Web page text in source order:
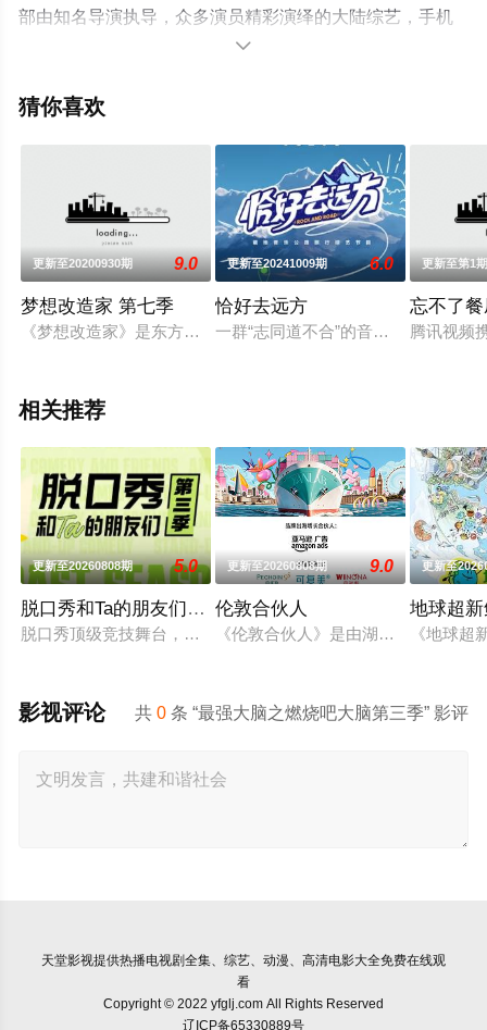
部由知名导演执导，众多演员精彩演绎的大陆综艺，手机
免费观看高清未删减完整版综艺节目就上天堂电影网，更
解。

猜你喜欢
更新至20200930期 9.0
梦想改造家 第七季
《梦想改造家》是东方卫视打造的一档大型装修真人秀节目。
更新至20241009期 6.0
恰好去远方
一群“志同道不合”的音乐人来到西藏
更新至第1
忘不了
腾讯视频
相关推荐
更新至20260808期 5.0
脱口秀和Ta的朋友们第三季
脱口秀顶级竞技舞台，年度热梗发源地，2026夏天准时快乐
更新至20260808期 9.0
伦敦合伙人
《伦敦合伙人》是由湖南卫视、芒
更新至
地球超
《地球超
共0 条 “最强大脑之燃烧吧大脑第三季” 影评
影视评论
天堂影视提供热播电视剧全集、综艺、动漫、高清电影大全免费在线观
看
Copyright © 2022 yfglj.com All Rights Reserved
辽ICP备65330889号